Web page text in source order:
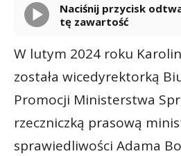
Naciśnij przycisk odtwarzania, aby odsłuchać
tę zawartość
W lutym 2024 roku
została wicedyrektorką
Promocji Ministerstwa
rzeczniczką prasową
sprawiedliwości Adama